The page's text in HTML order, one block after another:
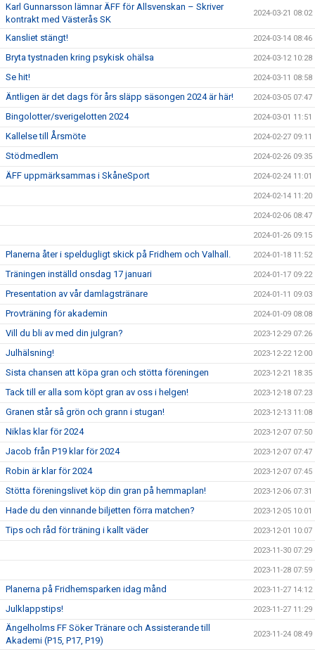
Karl Gunnarsson lämnar ÄFF för Allsvenskan – Skriver
kontrakt med Västerås SK
2024-03-21 08:02
Kansliet stängt! 2024-03-14 08:46
Bryta tystnaden kring psykisk ohälsa 2024-03-12 10:28
Se hit! 2024-03-11 08:58
Äntligen är det dags för års släpp säsongen 2024 är här! 2024-03-05 07:47
Bingolotter/sverigelotten 2024 2024-03-01 11:51
Kallelse till Årsmöte 2024-02-27 09:11
Stödmedlem 2024-02-26 09:35
ÄFF uppmärksammas i SkåneSport 2024-02-24 11:01
2024-02-14 11:20
2024-02-06 08:47
2024-01-26 09:15
Planerna åter i speldugligt skick på Fridhem och Valhall. 2024-01-18 11:52
Träningen inställd onsdag 17 januari 2024-01-17 09:22
Presentation av vår damlagstränare 2024-01-11 09:03
Provträning för akademin 2024-01-09 08:08
Vill du bli av med din julgran? 2023-12-29 07:26
Julhälsning! 2023-12-22 12:00
Sista chansen att köpa gran och stötta föreningen 2023-12-21 18:35
Tack till er alla som köpt gran av oss i helgen! 2023-12-18 07:23
Granen står så grön och grann i stugan! 2023-12-13 11:08
Niklas klar för 2024 2023-12-07 07:50
Jacob från P19 klar för 2024 2023-12-07 07:47
Robin är klar för 2024 2023-12-07 07:45
Stötta föreningslivet köp din gran på hemmaplan! 2023-12-06 07:31
Hade du den vinnande biljetten förra matchen? 2023-12-05 10:01
Tips och råd för träning i kallt väder 2023-12-01 10:07
2023-11-30 07:29
2023-11-28 07:59
Planerna på Fridhemsparken idag månd 2023-11-27 14:12
Julklappstips! 2023-11-27 11:29
Ängelholms FF Söker Tränare och Assisterande till
Akademi (P15, P17, P19)
2023-11-24 08:49